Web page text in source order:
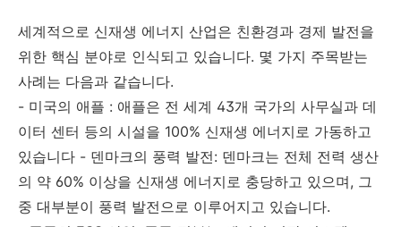
세계적으로 신재생 에너지 산업은 친환경과 경제 발전을
위한 핵심 분야로 인식되고 있습니다. 몇 가지 주목받는
사례는 다음과 같습니다.
- 미국의 애플 : 애플은 전 세계 43개 국가의 사무실과 데
이터 센터 등의 시설을 100% 신재생 에너지로 가동하고
있습니다 - 덴마크의 풍력 발전: 덴마크는 전체 전력 생산
의 약 60% 이상을 신재생 에너지로 충당하고 있으며, 그
중 대부분이 풍력 발전으로 이루어지고 있습니다.